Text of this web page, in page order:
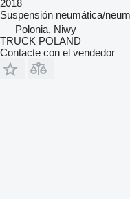
2018
Suspensión neumática/
Polonia, Niwy
TRUCK POLAND
Contacte con el vendedor